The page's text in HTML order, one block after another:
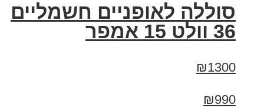
סוללה לאופניים חשמליים
36 וולט 15 אמפר
₪1300
₪990